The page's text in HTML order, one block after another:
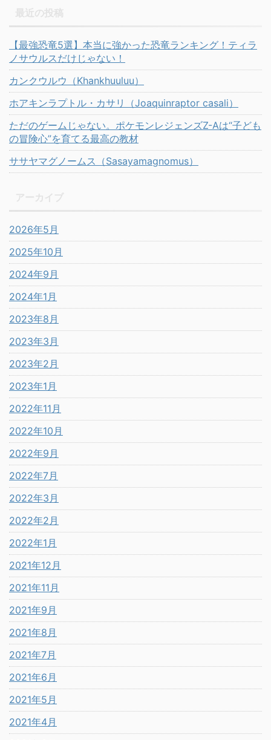
【最強恐竜5選】本当に強かった恐竜ランキング！ティラ
ノサウルスだけじゃない！
カンクウルウ（Khankhuuluu）
ホアキンラプトル・カサリ（Joaquinraptor casali）
ただのゲームじゃない。ポケモンレジェンズZ-Aは“子ども
の冒険心”を育てる最高の教材
ササヤマグノームス（Sasayamagnomus）
2026年5月
2025年10月
2024年9月
2024年1月
2023年8月
2023年3月
2023年2月
2023年1月
2022年11月
2022年10月
2022年9月
2022年7月
2022年3月
2022年2月
2022年1月
2021年12月
2021年11月
2021年9月
2021年8月
2021年7月
2021年6月
2021年5月
2021年4月